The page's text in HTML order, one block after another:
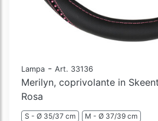
Lampa - Art. 33136
Merilyn, coprivolante in
Rosa
S - Ø 35/37 cm M - Ø 37/39 cm